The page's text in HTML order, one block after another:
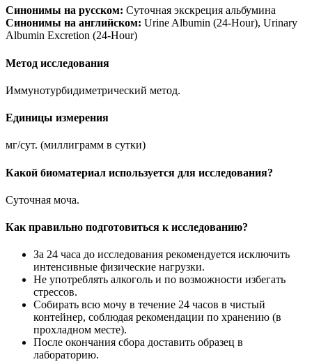
Синонимы на русском: Суточная экскреция альбумина
Синонимы на английском: Urine Albumin (24-Hour), Urinary
Albumin Excretion (24-Hour)
Метод исследования
Иммунотурбидиметрический метод.
Единицы измерения
мг/сут. (миллиграмм в сутки)
Какой биоматериал используется для исследования?
Суточная моча.
Как правильно подготовиться к исследованию?
За 24 часа до исследования рекомендуется исключить
интенсивные физические нагрузки.
Не употреблять алкоголь и по возможности избегать
стрессов.
Собирать всю мочу в течение 24 часов в чистый
контейнер, соблюдая рекомендации по хранению (в
прохладном месте).
После окончания сбора доставить образец в
лабораторию.